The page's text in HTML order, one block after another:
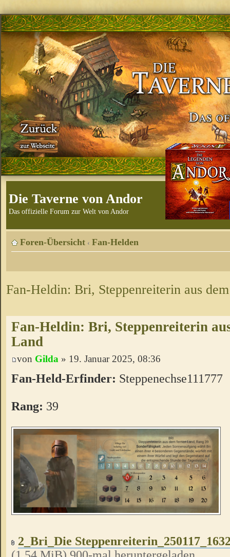
Die Taverne von Andor
Das offizielle Forum zur Welt von Andor
Foren-Übersicht ‹ Fan-Helden
Fan-Heldin: Bri, Steppenreiterin aus
Fan-Heldin: Bri, Steppenreiterin
Land
von Gilda » 19. Januar 2025, 08:36
Fan-Held-Erfinder: Steppenechse111777
Rang: 39
2_Bri_Die